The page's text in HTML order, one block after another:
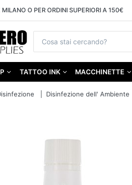
O PER ORDINI SUPERIORI A 150€
TATTOO INK MACCHINETTE
Disinfezione dell' Ambiente